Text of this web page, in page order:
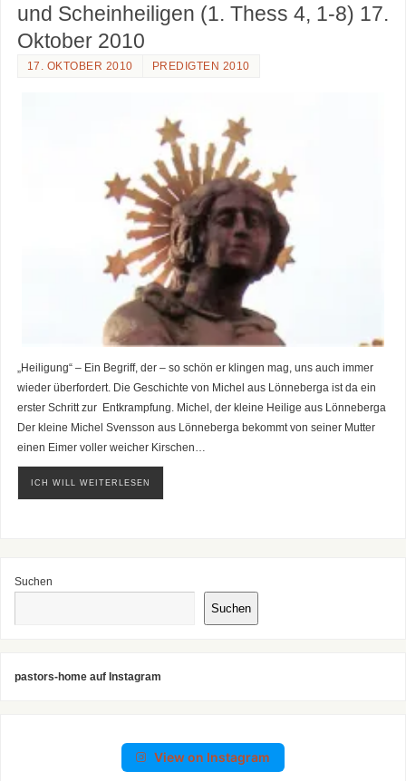
und Scheinheiligen (1. Thess 4, 1-8) 17.
Oktober 2010
17. OKTOBER 2010 PREDIGTEN 2010
„Heiligung“ – Ein Begriff, der – so schön er klingen mag, uns auch immer
wieder überfordert. Die Geschichte von Michel aus Lönneberga ist da ein
erster Schritt zur Entkrampfung. Michel, der kleine Heilige aus Lönneberga
Der kleine Michel Svensson aus Lönneberga bekommt von seiner Mutter
einen Eimer voller weicher Kirschen…
ICH WILL WEITERLESEN
Suchen
Suchen
pastors-home auf Instagram
View on Instagram